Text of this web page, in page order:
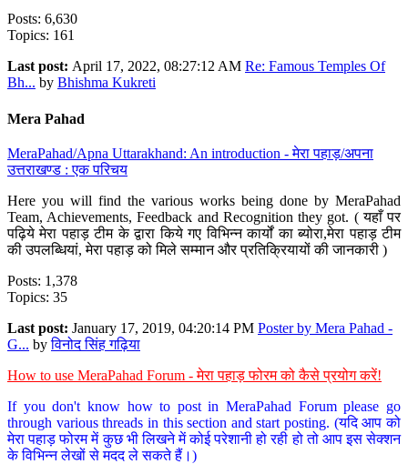
Posts: 6,630
Topics: 161
Last post: April 17, 2022, 08:27:12 AM Re: Famous Temples Of
Bh... by Bhishma Kukreti
Mera Pahad
MeraPahad/Apna Uttarakhand: An introduction - मेरा पहाड़/अपना
उत्तराखण्ड : एक परिचय
Here you will find the various works being done by MeraPahad
Team, Achievements, Feedback and Recognition they got. ( यहाँ पर
पढ़िये मेरा पहाड़ टीम के द्वारा किये गए विभिन्न कार्यों का ब्योरा,मेरा पहाड़ टीम
की उपलब्धियां, मेरा पहाड़ को मिले सम्मान और प्रतिक्रियायों की जानकारी )
Posts: 1,378
Topics: 35
Last post: January 17, 2019, 04:20:14 PM Poster by Mera Pahad -
G... byविनोद सिंह गढ़िया
How to use MeraPahad Forum - मेरा पहाड़ फोरम को कैसे प्रयोग करें!
If you don't know how to post in MeraPahad Forum please go
through various threads in this section and start posting. (यदि आप को
मेरा पहाड़ फोरम में कुछ भी लिखने में कोई परेशानी हो रही हो तो आप इस सेक्शन
के विभिन्न लेखों से मदद ले सकते हैं।)